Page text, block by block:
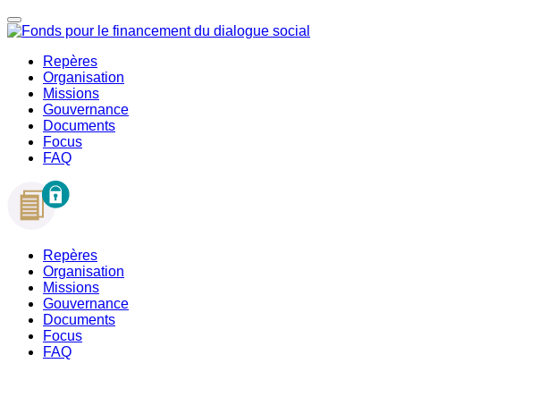
Repères
Organisation
Missions
Gouvernance
Documents
Focus
FAQ
Repères
Organisation
Missions
Gouvernance
Documents
Focus
FAQ